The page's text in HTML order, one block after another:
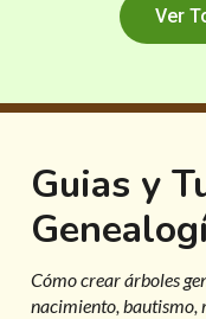
Ver
Guias y
Cómo crear árboles
nacimiento,